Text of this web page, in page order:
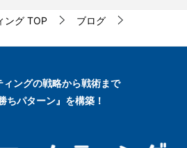
ング TOP
ブログ
ィングの戦略から戦術まで
ちパターン』を構築！